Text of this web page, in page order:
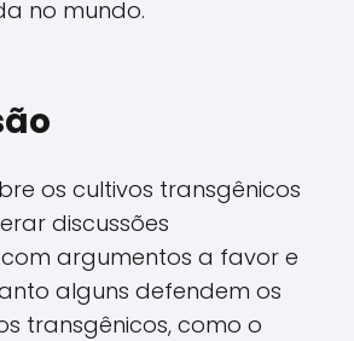
no mundo.
os cultivos transgênicos
discussões
argumentos a favor e
alguns defendem os
transgênicos, como o